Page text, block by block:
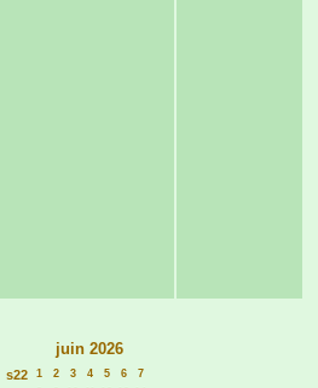
juin 2026
s22 1 2 3 4 5 6 7